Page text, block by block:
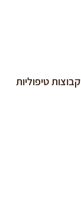
קבוצות טיפוליות